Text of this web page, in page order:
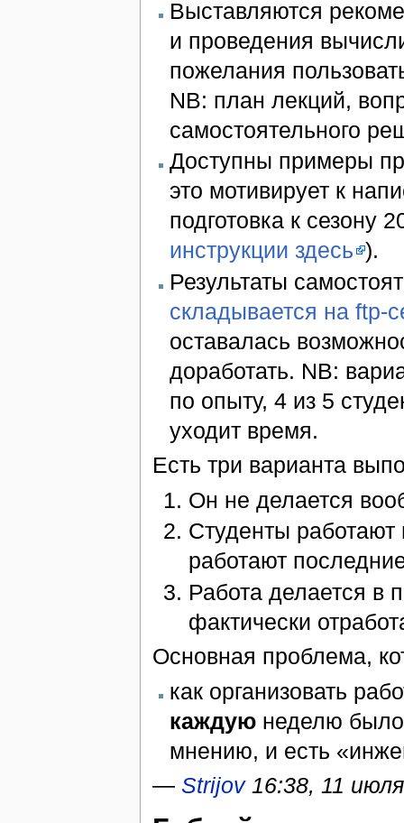
Выставляются
и проведения
пожелания
NB: план лекций,
самостоятельного
Доступны примеры
это мотивирует к
подготовка к сезону
инструкции здесь ).
Результаты
складывается на ftp-
оставалась
доработать. NB:
по опыту, 4 из 5
уходит время.
Есть три варианта
Он не делается
Студенты
работают
Работа делается в
фактически
Основная проблема,
как организовать
каждуюнеделю было
мнению, и есть
— Strijov16:38, 11